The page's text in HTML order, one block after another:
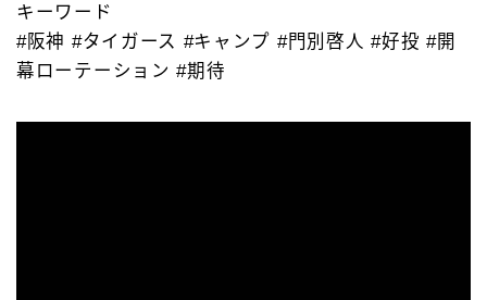
キーワード
#阪神 #タイガース #キャンプ #門別啓人 #好投 #開
幕ローテーション #期待